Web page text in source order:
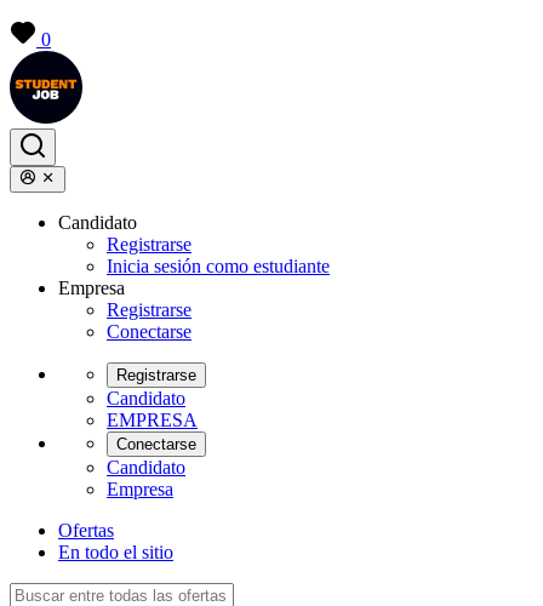
0
Candidato
Registrarse
Inicia sesión como estudiante
Empresa
Registrarse
Conectarse
Registrarse
Candidato
EMPRESA
Conectarse
Candidato
Empresa
Ofertas
En todo el sitio